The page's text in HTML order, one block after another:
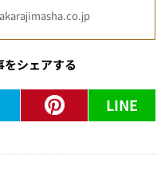
をシェアする
LINE